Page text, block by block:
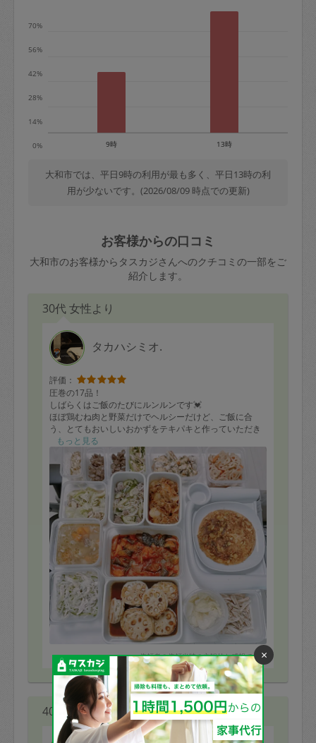
定期依頼1回（3時間）の金額とスポット
0%
14%
28%
42%
56%
70%
9時 13時
大和市では、平日9時の利用が最も多く、平日13時の利
用が少ないです。(2026/08/09 時点での更新)
お客様からの口コミ
大和市のお客様からタスカジさんへのクチコミの一部をご
紹介します。
30代 女性より
タカハシミオ.
評価：
圧巻の17品！
しばらくはご飯のたびにルンルンです💓
ほぼ鶏むね肉と野菜だけでヘルシーだけど、ご飯に合
う、とてもおいしいおかずをテキパキと作っていただき
ました！
またぜひお願いします！
もっと見る
※依頼者の依頼当時の主観的な感想です。
40代 女性より
×